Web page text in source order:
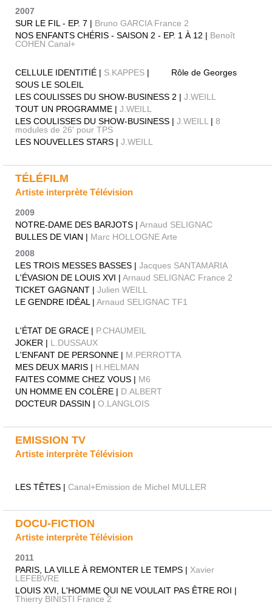
2007
SUR LE FIL - EP. 7 | Bruno GARCIA France 2
NOS ENFANTS CHÉRIS - SAISON 2 - EP. 1 À 12 | Benoît
COHEN Canal+
CELLULE IDENTITIÉ | S.KAPPES | Rôle de Georges
SOUS LE SOLEIL
LES COULISSES DU SHOW-BUSINESS 2 | J.WEILL
TOUT UN PROGRAMME | J.WEILL
LES COULISSES DU SHOW-BUSINESS | J.WEILL | 8
modules de 26' pour TPS
LES NOUVELLES STARS | J.WEILL
TÉLÉFILM
Artiste interprète Télévision
2009
NOTRE-DAME DES BARJOTS | Arnaud SELIGNAC
BULLES DE VIAN | Marc HOLLOGNE Arte
2008
LES TROIS MESSES BASSES | Jacques SANTAMARIA
L'ÉVASION DE LOUIS XVI | Arnaud SELIGNAC France 2
TICKET GAGNANT | Julien WEILL
LE GENDRE IDÉAL | Arnaud SELIGNAC TF1
L'ÉTAT DE GRACE | P.CHAUMEIL
JOKER | L.DUSSAUX
L'ENFANT DE PERSONNE | M.PERROTTA
MES DEUX MARIS | H.HELMAN
FAITES COMME CHEZ VOUS | M6
UN HOMME EN COLÈRE | D.ALBERT
DOCTEUR DASSIN | O.LANGLOIS
EMISSION TV
Artiste interprète Télévision
LES TÊTES | Canal+Emission de Michel MULLER
DOCU-FICTION
Artiste interprète Télévision
2011
PARIS, LA VILLE À REMONTER LE TEMPS | Xavier
LEFEBVRE
LOUIS XVI, L'HOMME QUI NE VOULAIT PAS ÊTRE ROI |
Thierry BINISTI France 2